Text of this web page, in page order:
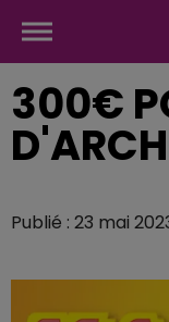
300€
Publié : 23 mai